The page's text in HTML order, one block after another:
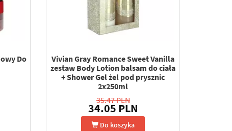
Do
Vivian Gray Romance Sweet Vanilla
zestaw Body Lotion balsam do ciała
+ Shower Gel żel pod prysznic
2x250ml
35.47 PLN
34.05 PLN
Do koszyka